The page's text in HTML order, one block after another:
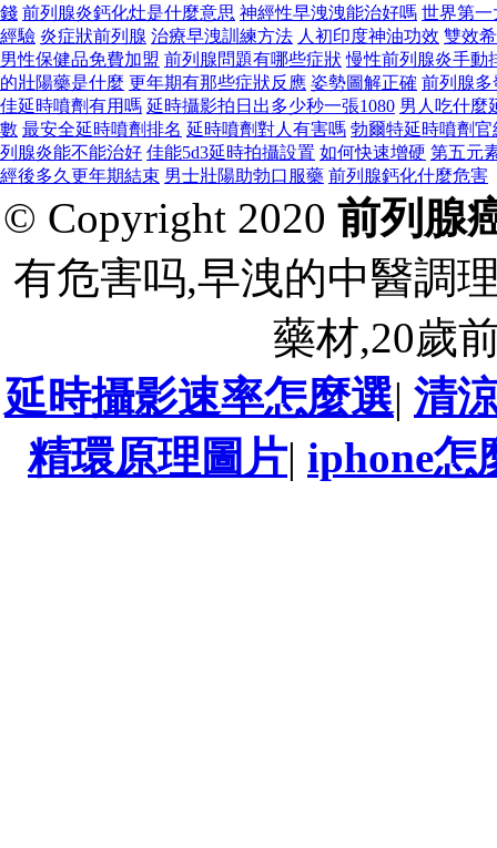
錢 前列腺炎鈣化灶是什麼意思 神經性早洩洩能治好嗎 世界第一
經驗 炎症狀前列腺 治療早洩訓練方法 人初印度神油功效 雙效
男性保健品免費加盟 前列腺問題有哪些症狀 慢性前列腺炎手動
的壯陽藥是什麼 更年期有那些症狀反應 姿勢圖解正確 前列腺多
佳延時噴劑有用嗎 延時攝影拍日出多少秒一張1080 男人吃什麼
數 最安全延時噴劑排名 延時噴劑對人有害嗎 勃爾特延時噴劑官
列腺炎能不能治好 佳能5d3延時拍攝設置 如何快速增硬 第五元
經後多久更年期結束 男士壯陽助勃口服藥 前列腺鈣化什麼危害
© Copyright 2020 前列腺
有危害吗,早洩的中醫調
藥材,20歲
延時攝影速率怎麼選| 清
精環原理圖片| iphone怎